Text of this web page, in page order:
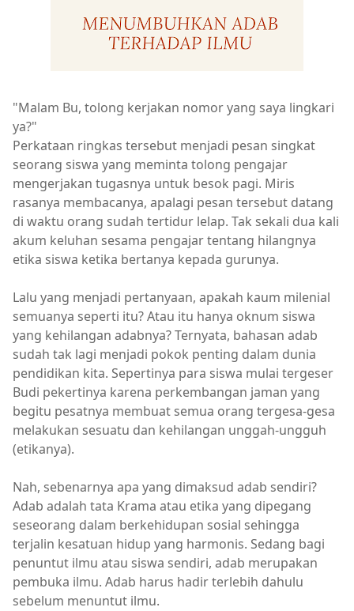
"Malam Bu, tolong kerjakan nomor yang saya lingkari
ya?"
Perkataan ringkas tersebut menjadi pesan singkat
seorang siswa yang meminta tolong pengajar
mengerjakan tugasnya untuk besok pagi. Miris
rasanya membacanya, apalagi pesan tersebut datang
di waktu orang sudah tertidur lelap. Tak sekali dua kali
akum keluhan sesama pengajar tentang hilangnya
etika siswa ketika bertanya kepada gurunya.
Lalu yang menjadi pertanyaan, apakah kaum milenial
semuanya seperti itu? Atau itu hanya oknum siswa
yang kehilangan adabnya? Ternyata, bahasan adab
sudah tak lagi menjadi pokok penting dalam dunia
pendidikan kita. Sepertinya para siswa mulai tergeser
Budi pekertinya karena perkembangan jaman yang
begitu pesatnya membuat semua orang tergesa-gesa
melakukan sesuatu dan kehilangan unggah-ungguh
(etikanya).
Nah, sebenarnya apa yang dimaksud adab sendiri?
Adab adalah tata Krama atau etika yang dipegang
seseorang dalam berkehidupan sosial sehingga
terjalin kesatuan hidup yang harmonis. Sedang bagi
penuntut ilmu atau siswa sendiri, adab merupakan
pembuka ilmu. Adab harus hadir terlebih dahulu
sebelum menuntut ilmu.